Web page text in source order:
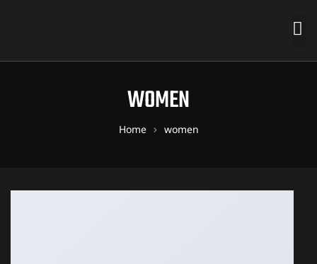
WOMEN
Home women